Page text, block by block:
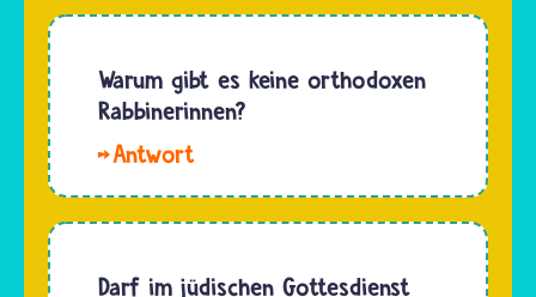
Warum gibt es keine orthodoxen
Rabbinerinnen?
Orthodoxe
und
Darf im jüdischen Gottesdienst